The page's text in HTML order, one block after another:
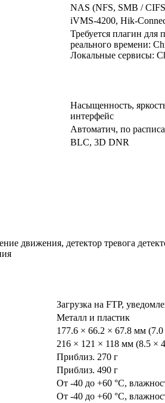
NAS (NFS, SMB /
iVMS-4200, Hik-
Требуется плагин для
реального времени:
Локальные сервисы:
Насыщенность,
интерфейс
Автоматич, по
BLC, 3D DNR
движения, детектор тревога
Загрузка на FTP,
Металл и пластик
177.6 × 66.2 × 67.8 мм
216 × 121 × 118 мм (8.5 ×
Приблиз. 270 г
Приблиз. 490 г
От -40 до +60 °C,
От -40 до +60 °C,